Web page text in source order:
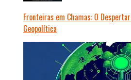
Fronteiras em Chamas: O
Geopolítica